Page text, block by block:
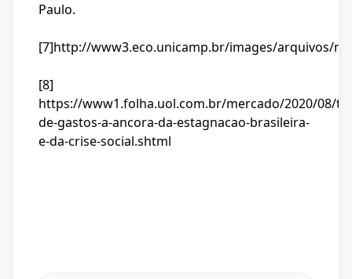
Paulo.
[7]http://www3.eco.unicamp.br/images/arquivos/
[8]
https://www1.folha.uol.com.br/mercado/2020/08/
de-gastos-a-ancora-da-estagnacao-brasileira-
e-da-crise-social.shtml